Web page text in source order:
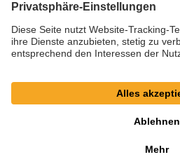
Datenschutz
Cookie-Einstellungen
AGB